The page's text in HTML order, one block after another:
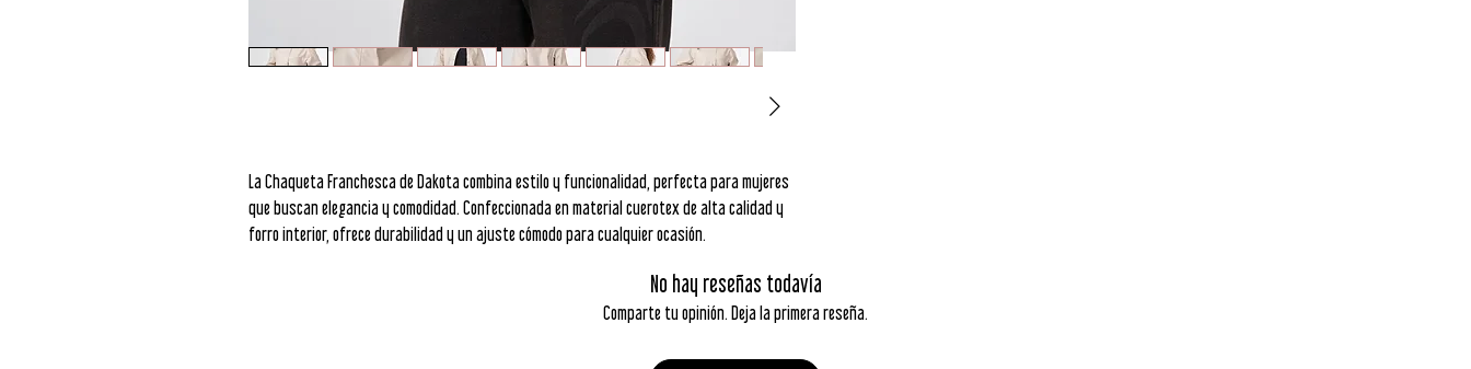
La Chaqueta Franchesca de Dakota combina estilo y funcionalidad, perfecta para mujeres
que buscan elegancia y comodidad. Confeccionada en material cuerotex de alta calidad y
forro interior, ofrece durabilidad y un ajuste cómodo para cualquier ocasión.
No hay reseñas todavía
Comparte tu opinión. Deja la primera reseña.